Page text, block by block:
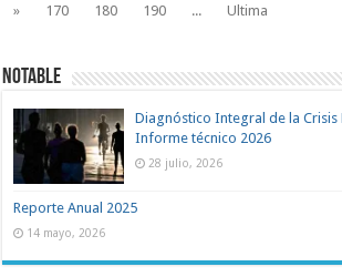
»
170 180 190 ... Ultima
NOTABLE
Diagnóstico Integral de la Crisis
Informe técnico 2026
28 julio, 2026
Reporte Anual 2025
14 mayo, 2026